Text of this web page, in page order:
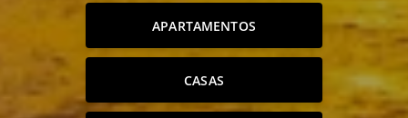
APARTAMENTOS
CASAS